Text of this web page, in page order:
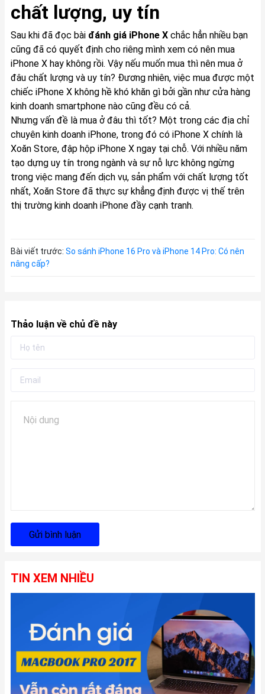
chất lượng, uy tín
Sau khi đã đọc bài đánh giá iPhone Xchắc hẳn nhiều bạn
cũng đã có quyết định cho riêng mình xem có nên mua
iPhone Xhay không rồi. Vậy nếu muốn mua thì nên mua ở
đâu chất lượng và uy tín? Đương nhiên, việc mua được một
chiếc iPhone Xkhông hề khó khăn gì bởi gần như cửa hàng
kinh doanh smartphone nào cũng đều có cả.
Nhưng vấn đề là mua ở đâu thì tốt? Một trong các địa chỉ
chuyên kinh doanh iPhone, trong đó có iPhone Xchính là
Xoăn Store, đập hộpiPhone Xngay tại chỗ. Với nhiều năm
tạo dựng uy tín trong ngành và sự nỗ lực không ngừng
trong việc mang đến dịch vụ, sản phẩm với chất lượng tốt
nhất, Xoăn Stoređã thực sự khẳng định được vị thế trên
thị trường kinh doanh iPhone đầy cạnh tranh.
Bài viết trước: So sánh iPhone 16 Pro và iPhone 14 Pro: Có nên
nâng cấp?
Thảo luận về chủ đề này
Gửi bình luận
TIN XEM NHIỀU